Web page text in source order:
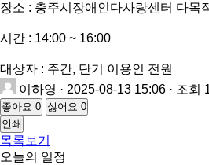
장소 : 충주시장애인다사랑센터 다목
시간 : 14:00 ~ 16:00
대상자 : 주간, 단기 이용인 전원
이하영 · 2025-08-13 15:06 · 조회
좋아요 0 싫어요 0
인쇄
목록보기
오늘의 일정